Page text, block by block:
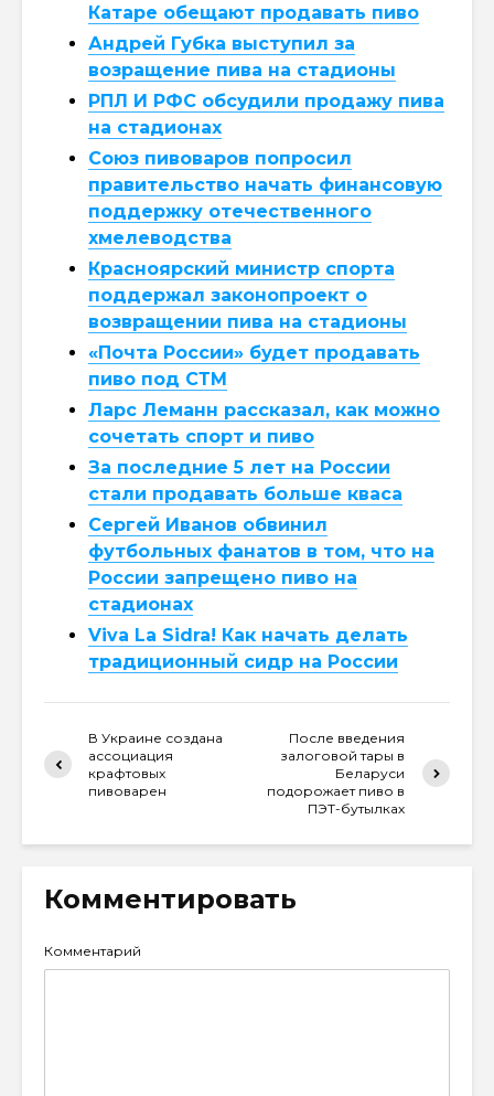
Катаре обещают продавать пиво
Андрей Губка выступил за
возращение пива на стадионы
РПЛ И РФС обсудили продажу пива
на стадионах
Союз пивоваров попросил
правительство начать финансовую
поддержку отечественного
хмелеводства
Красноярский министр спорта
поддержал законопроект о
возвращении пива на стадионы
«Почта России» будет продавать
пиво под СТМ
Ларс Леманн рассказал, как можно
сочетать спорт и пиво
За последние 5 лет на России
стали продавать больше кваса
Сергей Иванов обвинил
футбольных фанатов в том, что на
России запрещено пиво на
стадионах
Viva La Sidra! Как начать делать
традиционный сидр на России
В Украине создана
ассоциация
крафтовых
пивоварен
После введения
залоговой тары в
Беларуси
подорожает пиво в
ПЭТ-бутылках
Комментировать
Комментарий